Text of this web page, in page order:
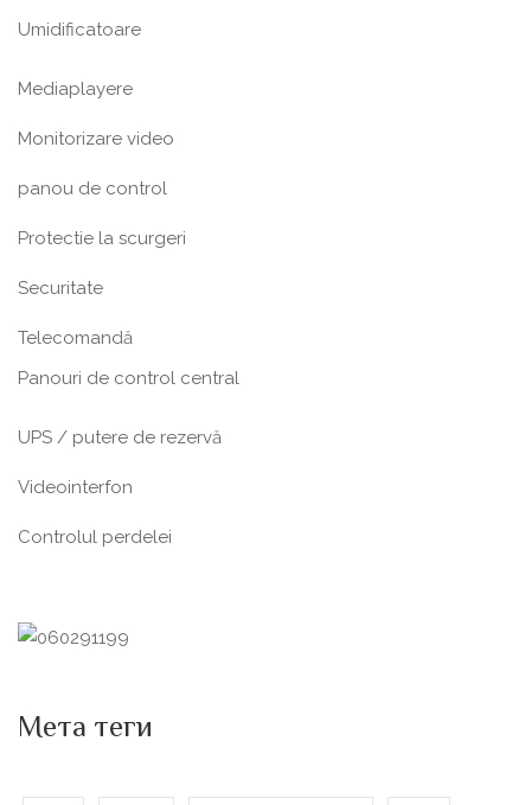
Umidificatoare
Mediaplayere
Monitorizare video
panou de control
Protectie la scurgeri
Securitate
Telecomandă
Panouri de control central
UPS / putere de rezervă
Videointerfon
Сontrolul perdelei
Мета теги